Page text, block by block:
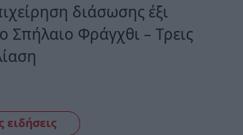
διάσωσης έξι
Σπήλαιο Φράγχθι – Τρεις
ειδήσεις